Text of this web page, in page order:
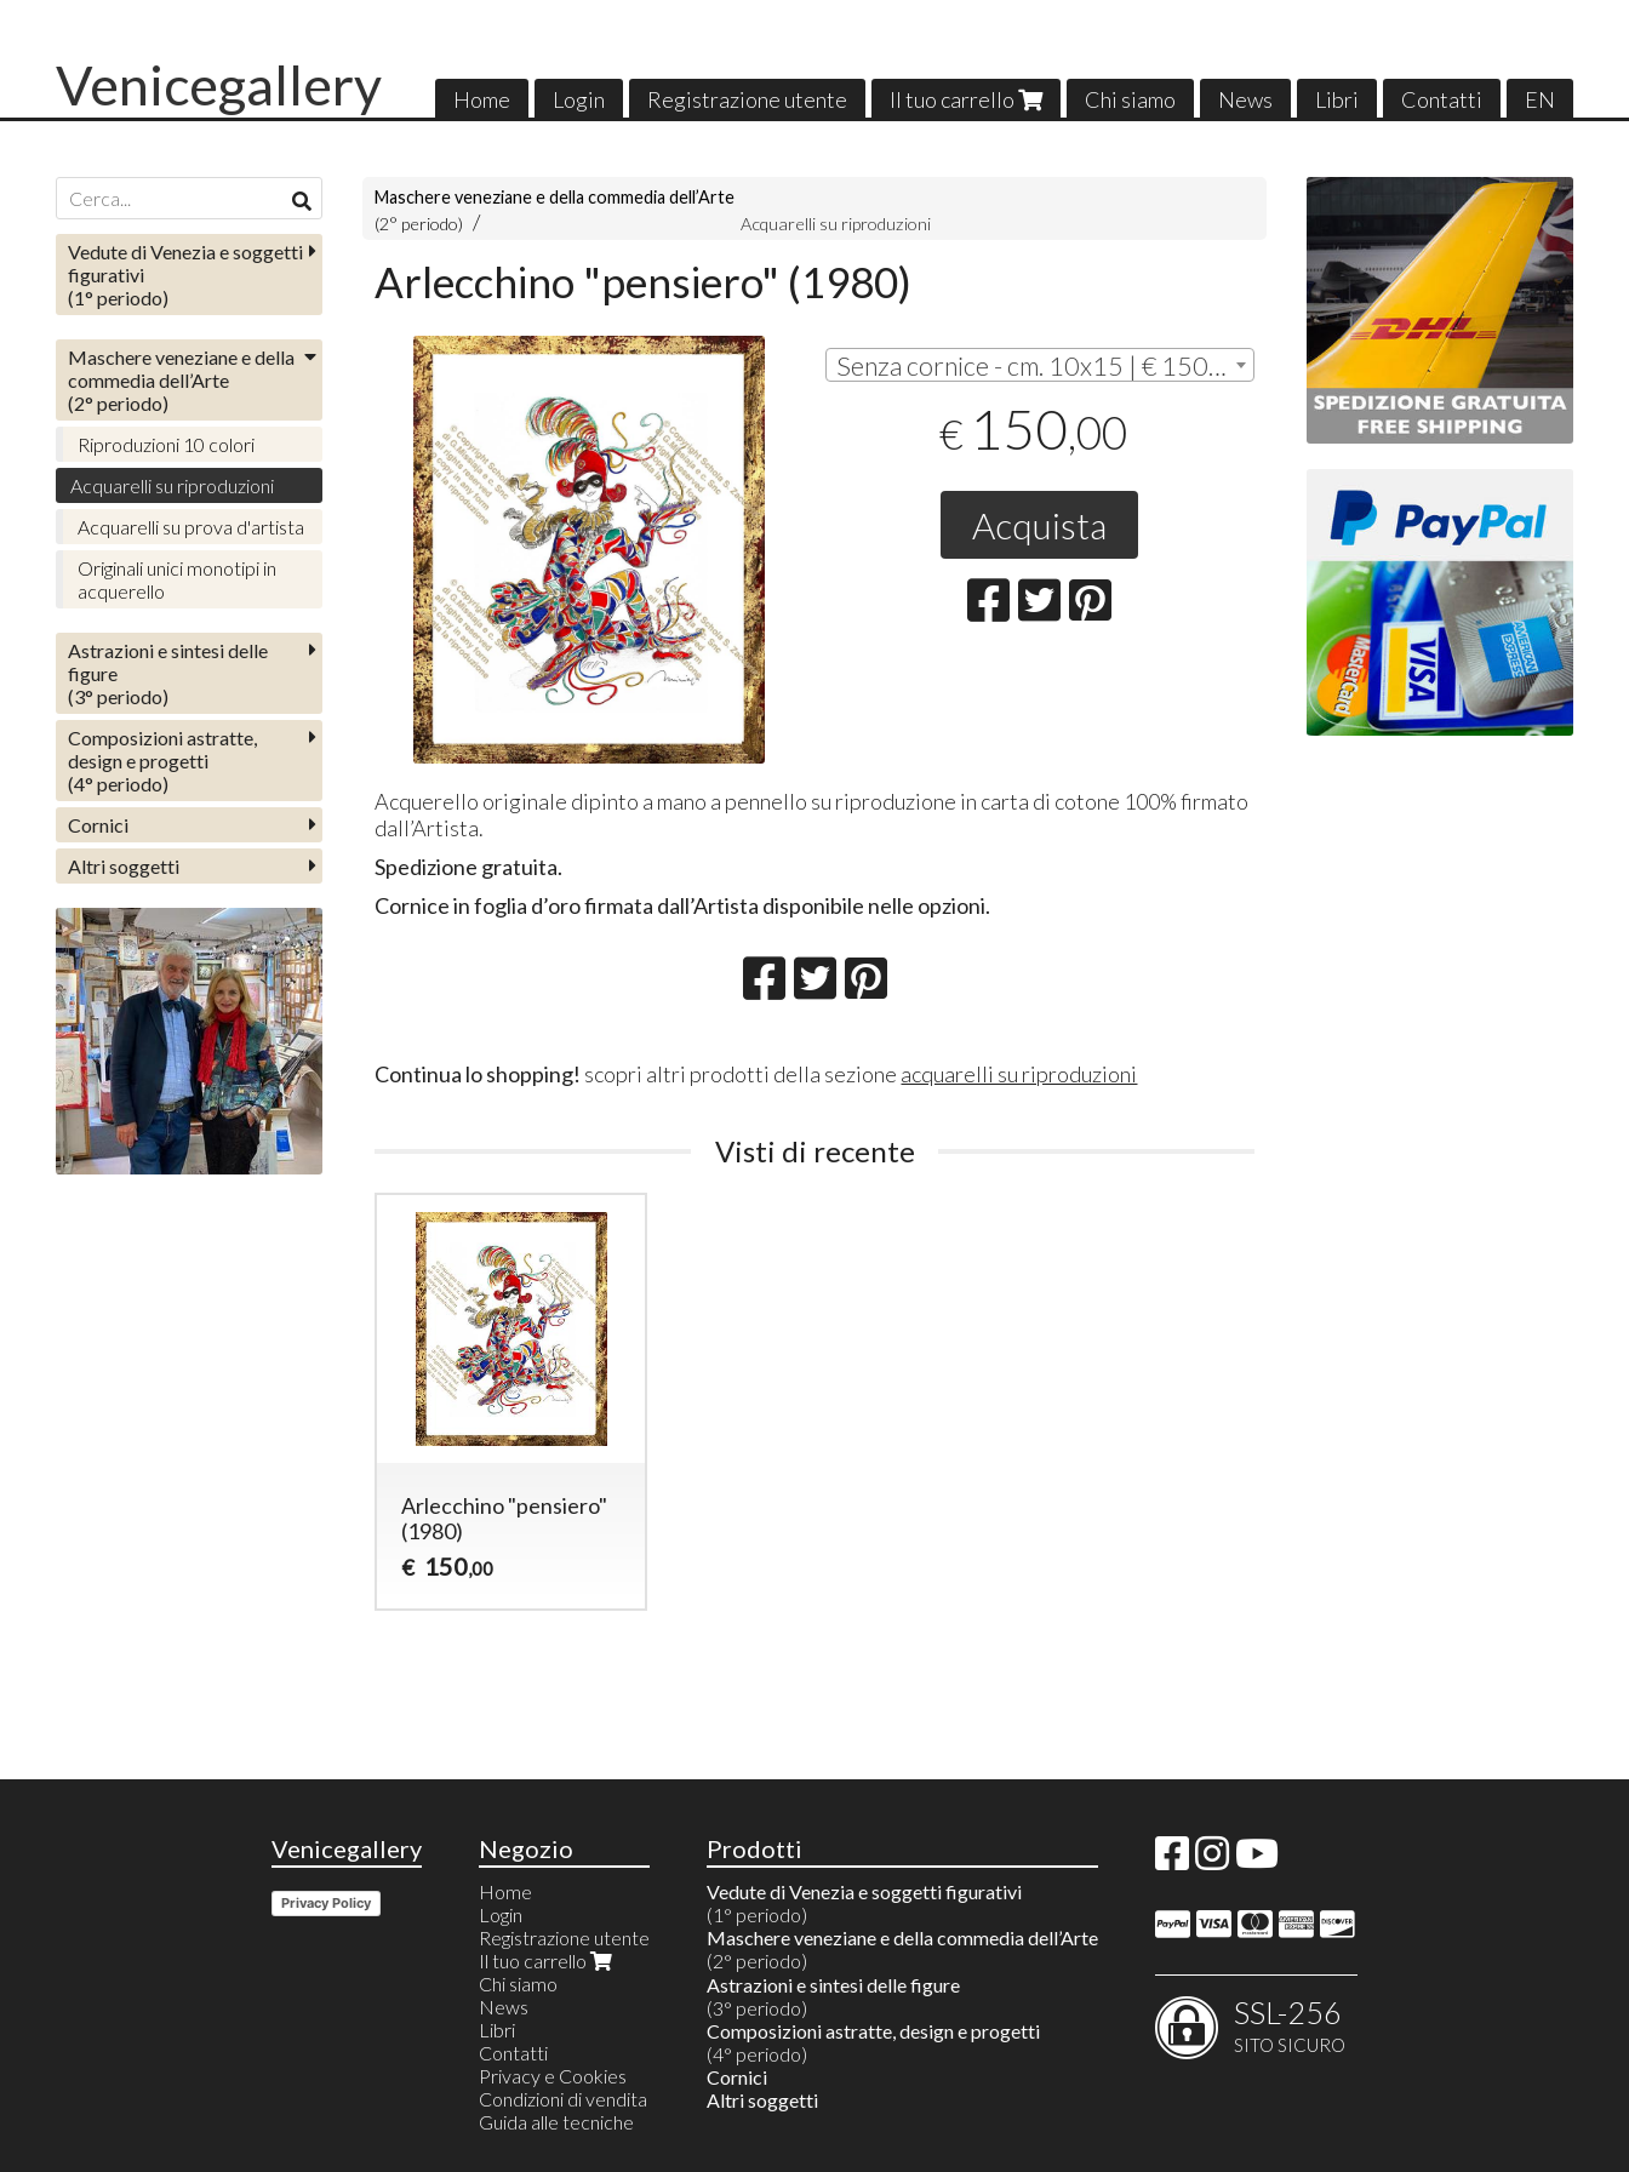
Home Login Registrazione utente Il tuo carrello Chi siamo News Libri Contatti EN
Venicegallery
Maschere veneziane e della commedia dell’Arte
(2° periodo)
Acquarelli su riproduzioni
Arlecchino "pensiero" (1980)
Senza cornice - cm. 10x15 | € 150,00
€ 150,00
Acquista
Acquerello originale dipinto a mano a pennello su riproduzione in carta di cotone 100% firmato
dall’Artista.
Spedizione gratuita.
Cornice in foglia d’oro firmata dall’Artista disponibile nelle opzioni.
Continua lo shopping! scopri altri prodotti della sezione acquarelli su riproduzioni
Visti di recente
Arlecchino "pensiero"
(1980)
€ 150,00
Vedute di Venezia e soggetti
figurativi
(1° periodo)
Maschere veneziane e della
commedia dell’Arte
(2° periodo)
Riproduzioni 10 colori
Acquarelli su riproduzioni
Acquarelli su prova d'artista
Originali unici monotipi in
acquerello
Astrazioni e sintesi delle
figure
(3° periodo)
Composizioni astratte,
design e progetti
(4° periodo)
Cornici
Altri soggetti
Venicegallery
Privacy Policy
Negozio
Home
Login
Registrazione utente
Il tuo carrello
Chi siamo
News
Libri
Contatti
Privacy e Cookies
Condizioni di vendita
Guida alle tecniche
Prodotti
Vedute di Venezia e soggetti figurativi
(1° periodo)
Maschere veneziane e della commedia dell’Arte
(2° periodo)
Riproduzioni 10 colori
Acquarelli su riproduzioni
Acquarelli su prova d'artista
Originali unici monotipi in acquerello
Astrazioni e sintesi delle figure
(3° periodo)
Composizioni astratte, design e progetti
(4° periodo)
Cornici
Altri soggetti
SSL-256
SITO SICURO